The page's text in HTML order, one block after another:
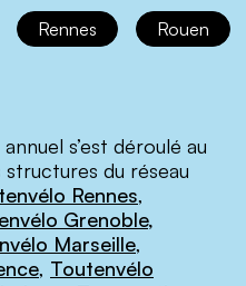
Rennes Rouen
s’est déroulé au
du réseau
Rennes,
Grenoble,
Marseille,
, Toutenvélo